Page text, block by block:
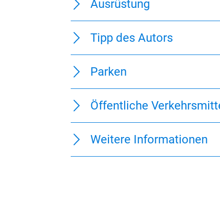
Ausrüstung
Tipp des Autors
Parken
Öffentliche
Weitere Informationen